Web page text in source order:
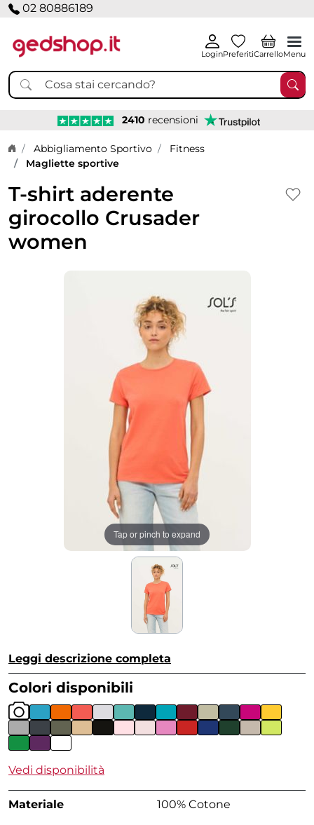
02 80886189
LoginPreferitiCarrelloMenu
2410 recensioni
Home page
Abbigliamento Sportivo
Fitness
Magliette sportive
T-shirt aderente
girocollo Crusader
women
Tap or pinch to expand
Leggi descrizione completa
Colori disponibili
Vedi disponibilità
Materiale 100% Cotone